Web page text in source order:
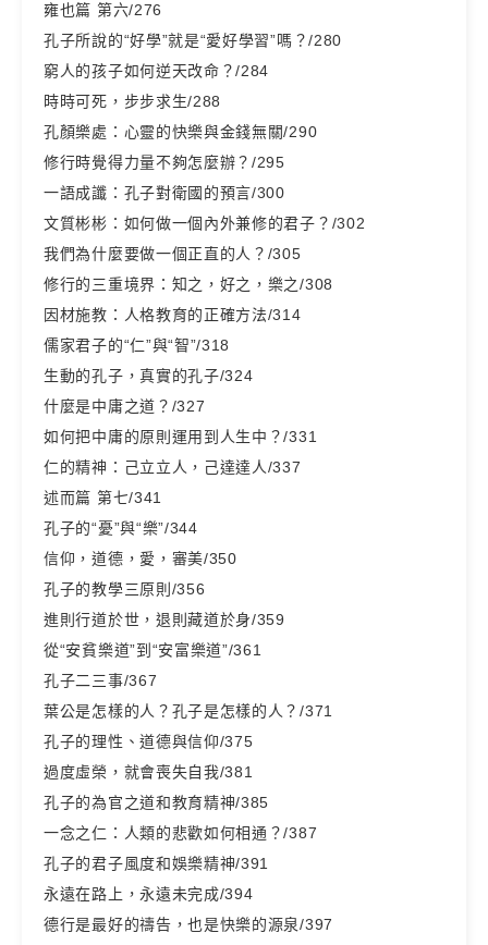
雍也篇 第六/276
孔子所說的“好學”就是“愛好學習”嗎？/280
窮人的孩子如何逆天改命？/284
時時可死，步步求生/288
孔顏樂處：心靈的快樂與金錢無關/290
修行時覺得力量不夠怎麼辦？/295
一語成讖：孔子對衛國的預言/300
文質彬彬：如何做一個內外兼修的君子？/302
我們為什麼要做一個正直的人？/305
修行的三重境界：知之，好之，樂之/308
因材施教：人格教育的正確方法/314
儒家君子的“仁”與“智”/318
生動的孔子，真實的孔子/324
什麼是中庸之道？/327
如何把中庸的原則運用到人生中？/331
仁的精神：己立立人，己達達人/337
述而篇 第七/341
孔子的“憂”與“樂”/344
信仰，道德，愛，審美/350
孔子的教學三原則/356
進則行道於世，退則藏道於身/359
從“安貧樂道”到“安富樂道”/361
孔子二三事/367
葉公是怎樣的人？孔子是怎樣的人？/371
孔子的理性、道德與信仰/375
過度虛榮，就會喪失自我/381
孔子的為官之道和教育精神/385
一念之仁：人類的悲歡如何相通？/387
孔子的君子風度和娛樂精神/391
永遠在路上，永遠未完成/394
德行是最好的禱告，也是快樂的源泉/397